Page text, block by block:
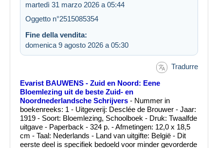
martedì 31 marzo 2026 a 05:44
Oggetto n°2515085354
Fine della vendita:
domenica 9 agosto 2026 a 05:30
Tradurre
Evarist BAUWENS - Zuid en Noord: Eene
Bloemlezing uit de beste Zuid- en
Noordnederlandsche Schrijvers - Nummer in
boekenreeks: 1 - Uitgeverij: Desclée de Brouwer - Jaar:
1919 - Soort: Bloemlezing, Schoolboek - Druk: Twaalfde
uitgave - Paperback - 324 p. - Afmetingen: 12,0 x 18,5
cm - Taal: Nederlands - Land van uitgifte: België - Dit
eerste deel is specifiek bedoeld voor minder gevorderde